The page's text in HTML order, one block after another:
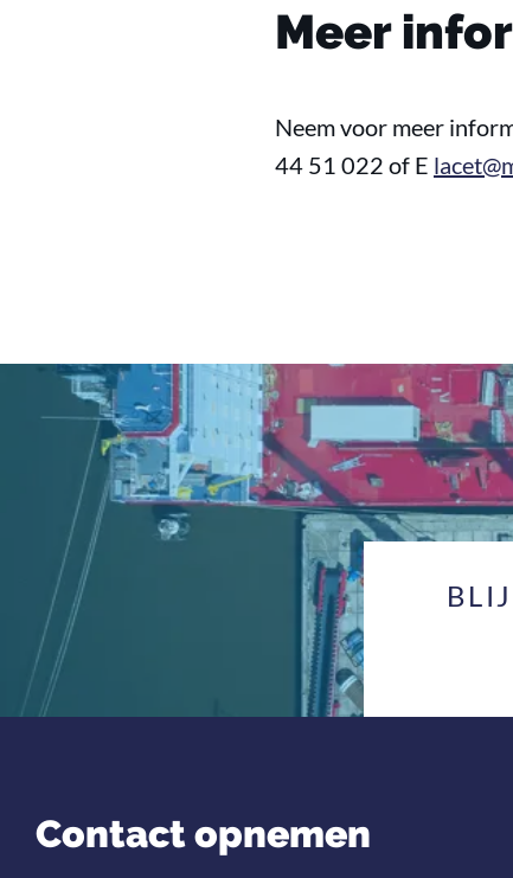
Meer
Neem voor meer
44 51 022 of E
Contact opnemen